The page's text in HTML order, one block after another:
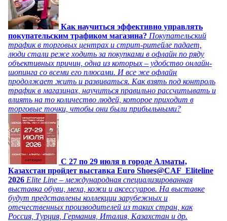
Как научиться эффективно управлять
покупательским трафиком магазина? Покупательский
трафик в торговых центрах и стрит-ритейле падает,
люди стали реже ходить за покупками в офлайн по ряду
объективных причин, одна из которых – удобство онлайн-
шопинга со всеми его плюсами. И все же офлайн
продолжает жить и развиваться. Как взять под контроль
трафик в магазинах, научиться правильно рассчитывать и
влиять на то количество людей, которое приходит в
торговые точки, чтобы они были прибыльными?
C 27 по 29 июля в городе Алматы,
Казахстан пройдет выставка Euro Shoes@CAF_Eliteline
2026 Elite Line – международная специализированная
выставка обуви, меха, кожи и аксессуаров. На выставке
будут представлены коллекции зарубежных и
отечественных производителей из таких стран, как
Россия, Турция, Германия, Италия, Казахстан и др.